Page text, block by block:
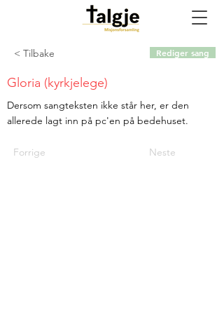
< Tilbake
Dersom sangteksten ikke står her, er den
allerede lagt inn på pc'en på bedehuset.
Forrige Neste
Gloria (kyrkjelege)
Rediger sang